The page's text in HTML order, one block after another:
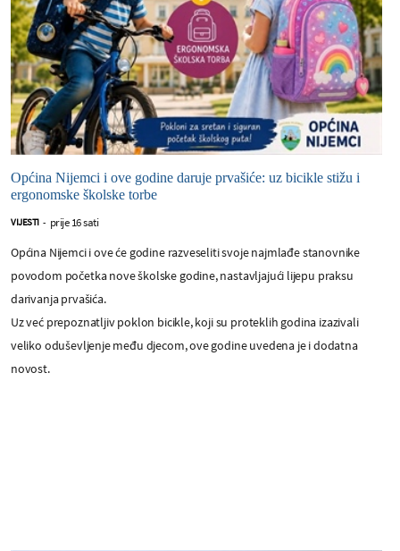
Općina Nijemci i ove godine daruje prvašiće: uz bicikle stižu i
ergonomske školske torbe
VIJESTI - prije 16 sati
Općina Nijemci i ove će godine razveseliti svoje najmlađe stanovnike
povodom početka nove školske godine, nastavljajući lijepu praksu
darivanja prvašića.
Uz već prepoznatljiv poklon bicikle, koji su proteklih godina izazivali
veliko oduševljenje među djecom, ove godine uvedena je i dodatna
novost.